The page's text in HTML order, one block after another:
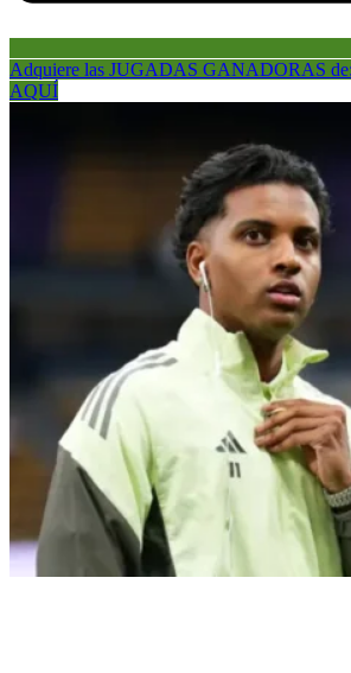
Adquiere las JUGADAS GANADORAS
AQUÍ